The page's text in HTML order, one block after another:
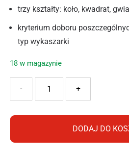
trzy kształty: koło, kwadrat,
kryterium doboru
typ wykaszarki
18 w magazynie
+
-
DODAJ DO